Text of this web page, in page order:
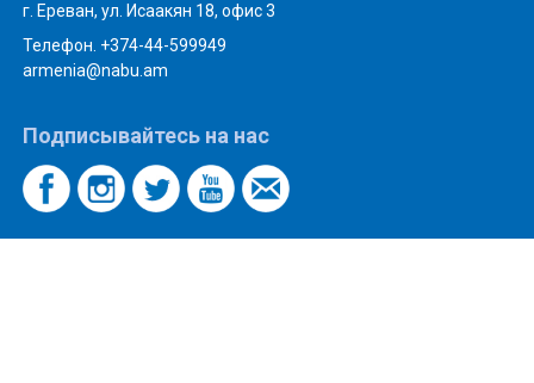
г. Ереван, ул. Исаакян 18, офис 3
Телефон. +374-44-599949
armenia@nabu.am
Подписывайтесь на нас